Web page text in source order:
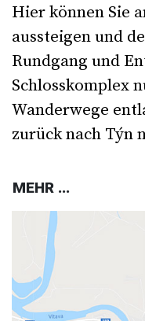
Hier können Sie
aussteigen und
Rundgang und
Schlosskomplex
Wanderwege
zurück nach Týn
MEHR ...